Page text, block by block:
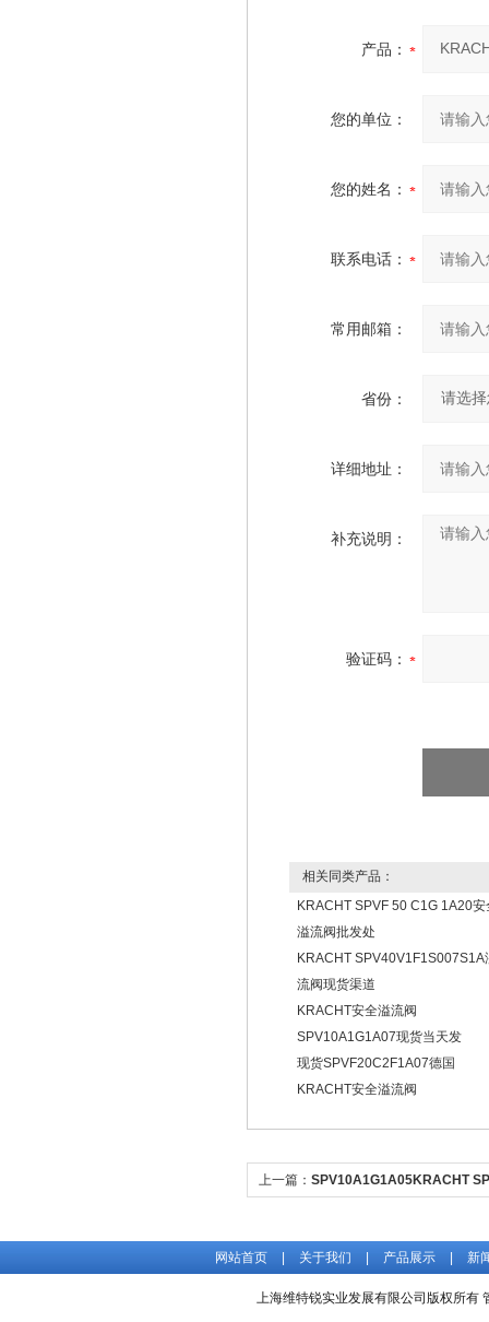
产品：
您的单位：
您的姓名：
联系电话：
常用邮箱：
省份：
详细地址：
补充说明：
验证码：
相关同类产品：
KRACHT SPVF 50 C1G 1A20安
溢流阀批发处
KRACHT SPV40V1F1S007S1A
流阀现货渠道
KRACHT安全溢流阀
SPV10A1G1A07现货当天发
现货SPVF20C2F1A07德国
KRACHT安全溢流阀
上一篇： SPV10A1G1A05KRACHT
网站首页 关于我们 产品展示 新
上海维特锐实业发展有限公司版权所有